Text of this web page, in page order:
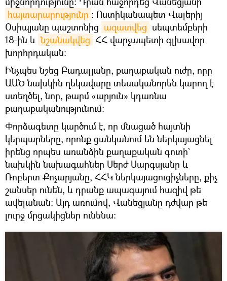
հայտարարությունը ։ Ոստիկանապետ Վալերիյ
Օսիպյանը պաշտոնից ազատվեց սեպտեմբերի
18-ին և նշանակվեց ՀՀ վարչապետի գլխավոր
խորհրդական։
Ինչպես նշեց Բադալյանը, քաղաքական ուժը, որը
ԱԱԾ նախկին ղեկավարը տեսականորեն կարող է
ստեղծել, նոր, թարմ «արյուն» կդառնա
քաղաքականությունում։
Փորձագետը կարծում է, որ մնացած հայտնի
կերպարները, որոնք ցանկանում են ներկայացնել
իրենց որպես առանձին քաղաքական գոտի`
նախկին նախագահներ Սերժ Սարգսյանը և
Ռոբերտ Քոչարյանը, ՀՀԿ ներկայացուցիչները, քիչ
շանսեր ունեն, և դրանք ապագայում հազիվ թե
ավելանան։ Այդ առումով, Վանեցյանը դժվար թե
լուրջ մրցակիցներ ունենա։